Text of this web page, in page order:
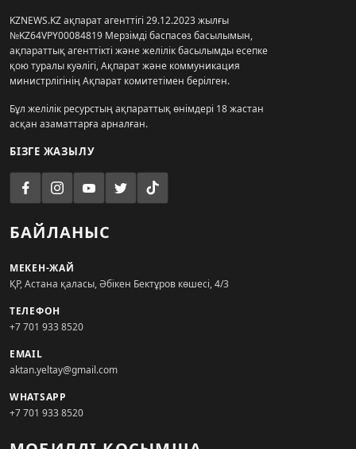
KZNEWS.KZ ақпарат агенттігі 29.12.2023 жылғы
№KZ64VPY00084819 Мерзімді баспасөз басылымын,
ақпараттық агенттікті және желілік басылымды есепке
қою туралы куәлігі, Ақпарат және коммуникация
министрлігінің Ақпарат комитетімен берілген.
Бұл желілік ресурстың ақпараттық өнімдері 18 жастан
асқан азаматтарға арналған.
БІЗГЕ ЖАЗЫЛУ
БАЙЛАНЫС
МЕКЕН-ЖАЙ
ҚР, Астана қаласы, Әбікен Бектұров көшесі, 4/3
ТЕЛЕФОН
+7 701 933 8520
EMAIL
aktan.yeltay@gmail.com
WHATSAPP
+7 701 933 8520